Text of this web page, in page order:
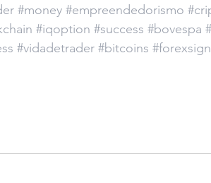
#money #empreendedorismo
#iqoption #success #bovespa
#vidadetrader #bitcoins